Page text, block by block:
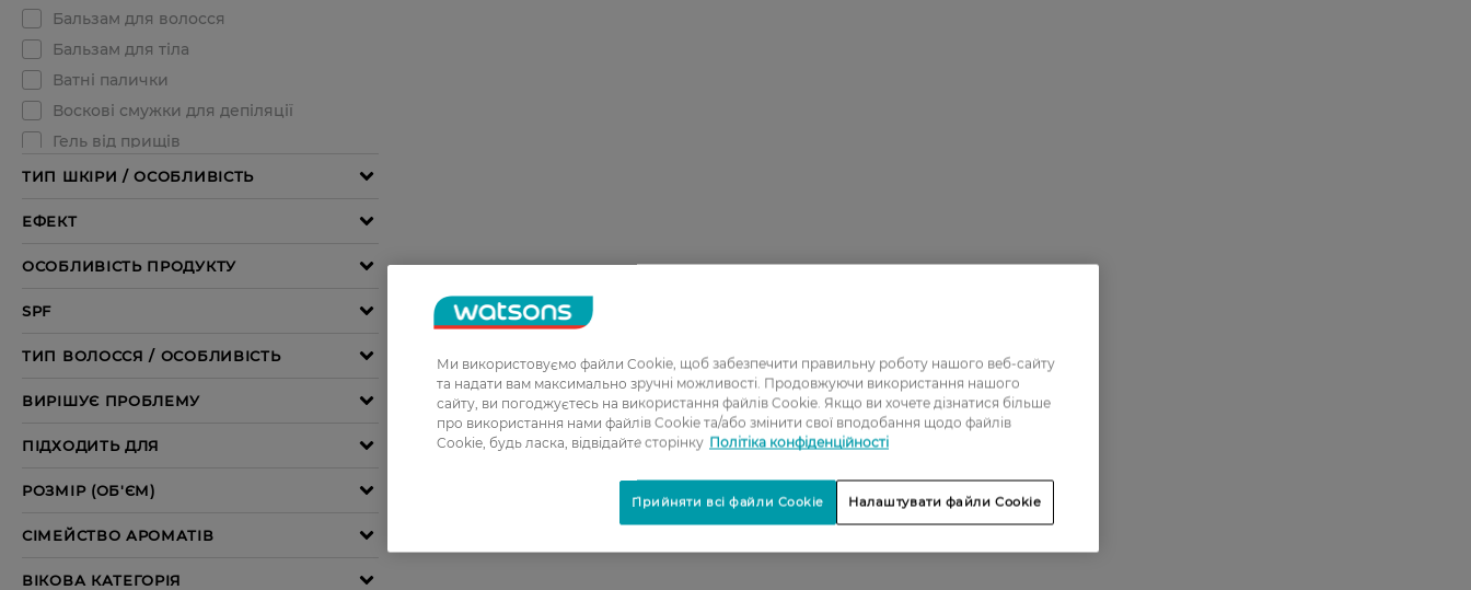
Ми використовуємо файли Cookie, щоб забезпечити правильну роботу нашого веб-сайту
та надати вам максимально зручні можливості. Продовжуючи використання нашого
сайту, ви погоджуєтесь на використання файлів Cookie. Якщо ви хочете дізнатися більше
про використання нами файлів Cookie та/або змінити свої вподобання щодо файлів
Cookie, будь ласка, відвідайте сторінку Політіка конфіденційності
Налаштувати файли Cookie
Прийняти всі файли Cookie